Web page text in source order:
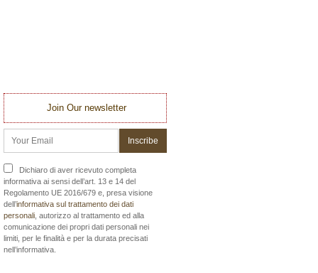
Join Our newsletter
Dichiaro di aver ricevuto completa
informativa ai sensi dell’art. 13 e 14 del
Regolamento UE 2016/679 e, presa visione
dell’informativa sul trattamento dei dati
personali , autorizzo al trattamento ed alla
comunicazione dei propri dati personali nei
limiti, per le finalità e per la durata precisati
nell’informativa.